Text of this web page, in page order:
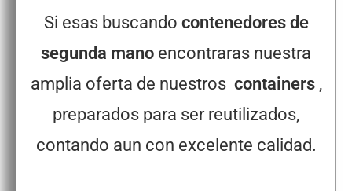
Si esas buscando contenedores de
segunda mano encontraras nuestra
amplia oferta de nuestros containers,
preparados para ser reutilizados,
contando aun con excelente calidad.